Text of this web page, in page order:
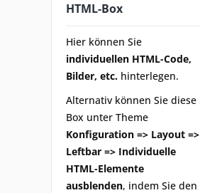
HTML-Box
Hier können Sie
individuellen HTML-Code,
Bilder, etc. hinterlegen.
Alternativ können Sie diese
Box unter Theme
Konfiguration => Layout =>
Leftbar => Individuelle
HTML-Elemente
ausblenden, indem Sie den